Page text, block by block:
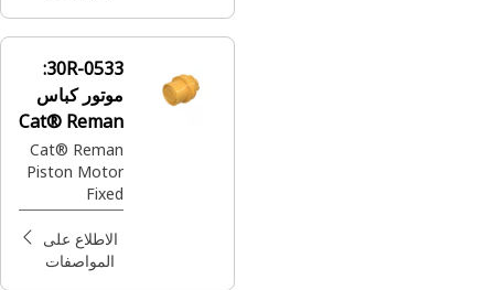
30R-0533:
موتور كباس
Cat® Reman
بإزاحة ثابتة
Cat® Reman
Piston Motor
Fixed
Displacement
(2 Speed)
الاطلاع على
المواصفات